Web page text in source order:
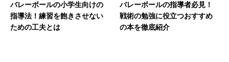
バレーボールの小学生向けの
指導法！練習を飽きさせない
ための工夫とは
バレーボールの指導者必見！
戦術の勉強に役立つおすすめ
の本を徹底紹介